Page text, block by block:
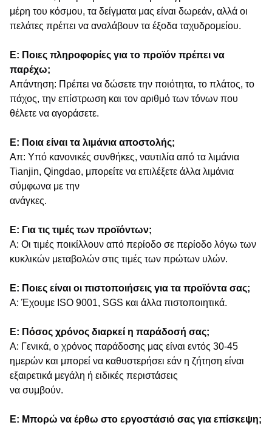
μέρη του κόσμου, τα δείγματα μας είναι δωρεάν, αλλά οι
πελάτες πρέπει να αναλάβουν τα έξοδα ταχυδρομείου.
Ε: Ποιες πληροφορίες για το προϊόν πρέπει να
παρέχω;
Απάντηση: Πρέπει να δώσετε την ποιότητα, το πλάτος, το
πάχος, την επίστρωση και τον αριθμό των τόνων που
θέλετε να αγοράσετε.
Ε: Ποια είναι τα λιμάνια αποστολής;
Απ: Υπό κανονικές συνθήκες, ναυτιλία από τα λιμάνια
Tianjin, Qingdao, μπορείτε να επιλέξετε άλλα λιμάνια
σύμφωνα με την
ανάγκες.
Ε: Για τις τιμές των προϊόντων;
Α: Οι τιμές ποικίλλουν από περίοδο σε περίοδο λόγω των
κυκλικών μεταβολών στις τιμές των πρώτων υλών.
Ε: Ποιες είναι οι πιστοποιήσεις για τα προϊόντα σας;
Α: Έχουμε ISO 9001, SGS και άλλα πιστοποιητικά.
Ε: Πόσος χρόνος διαρκεί η παράδοσή σας;
Α: Γενικά, ο χρόνος παράδοσης μας είναι εντός 30-45
ημερών και μπορεί να καθυστερήσει εάν η ζήτηση είναι
εξαιρετικά μεγάλη ή ειδικές περιστάσεις
να συμβούν.
Ε: Μπορώ να έρθω στο εργοστάσιό σας για επίσκεψη;